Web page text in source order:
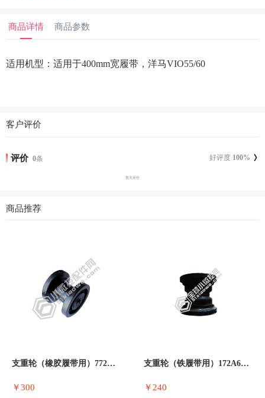
商品详情 商品参数
适用机型：适用于400mm宽履带，洋马VIO55/60
客户评价
评价 好评度 100%
0条
暂无评价
商品推荐
支重轮（橡胶履带用）772A64-373
￥300
支重轮（铁履带用）172A64-3731
￥240